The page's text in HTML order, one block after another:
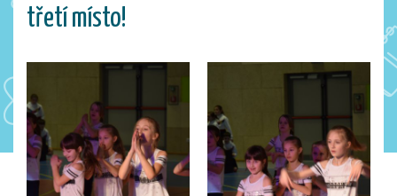
třetí místo!